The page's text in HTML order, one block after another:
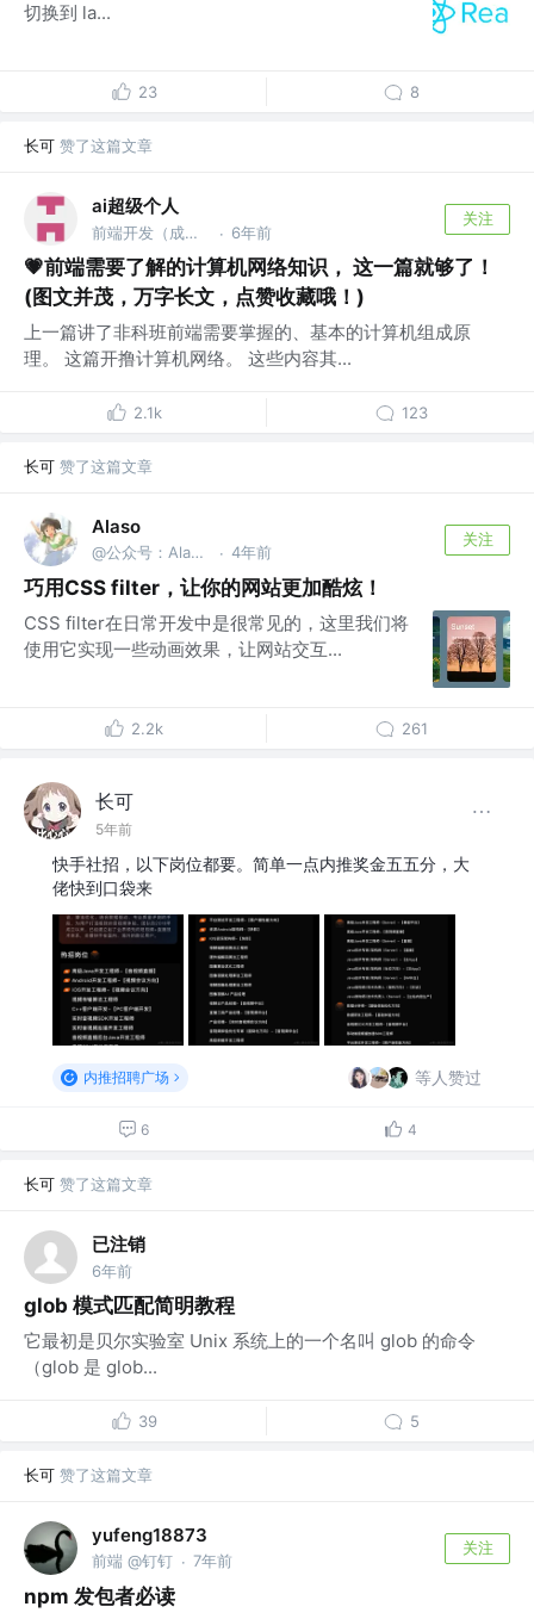
切换到 la...
23 8
长可 赞了这篇文章
ai超级个人
前端开发（成都） @前端技术专家 · 6年前
关注
💗前端需要了解的计算机网络知识， 这一篇就够了！
(图文并茂，万字长文，点赞收藏哦！)
上一篇讲了非科班前端需要掌握的、基本的计算机组成原
理。 这篇开撸计算机网络。 这些内容其...
2.1k 123
长可 赞了这篇文章
Alaso
@公众号：Alasolala · 4年前
关注
巧用CSS filter，让你的网站更加酷炫！
CSS filter在日常开发中是很常见的，这里我们将
使用它实现一些动画效果，让网站交互...
2.2k 261
长可
5年前
快手社招，以下岗位都要。简单一点内推奖金五五分，大
佬快到口袋来
内推招聘广场 等人赞过
6 4
长可 赞了这篇文章
已注销
6年前
glob 模式匹配简明教程
它最初是贝尔实验室 Unix 系统上的一个名叫 glob 的命令
（glob 是 glob...
39 5
长可 赞了这篇文章
yufeng18873
前端 @钉钉 · 7年前
关注
npm 发包者必读